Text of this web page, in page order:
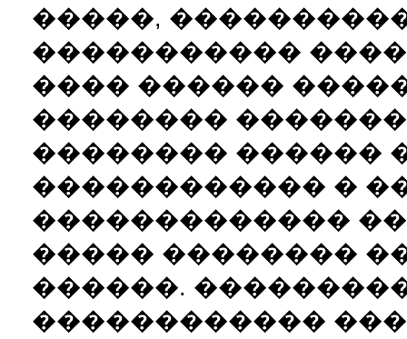
�����,
�����������
���� ������
��������
�������� ������
������������ �
�������������
����� ��������
������.
������������